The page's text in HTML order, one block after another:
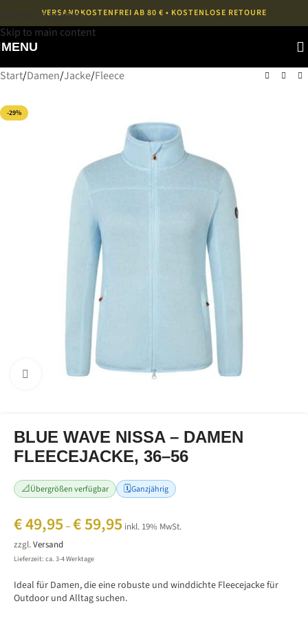
Skip to navigation
Skip to main content
VERSANDKOSTENFREI AB 80 € • KOSTENLOSE RETOURE
MENU
Start/Damen/Jacke/Fleece
-29%
Bild vergrößern
BLUE WAVE NISSA – DAMEN
FLEECEJACKE, 36–56
📐Übergrößen verfügbar 🗓️Ganzjährig
€49,95–€59,95 inkl. 19% MwSt.
zzgl.Versand
Lieferzeit: ca. 3-4 Werktage
Ideal für Damen, die eine robuste und winddichte Fleecejacke für
Outdoor und Alltag suchen.